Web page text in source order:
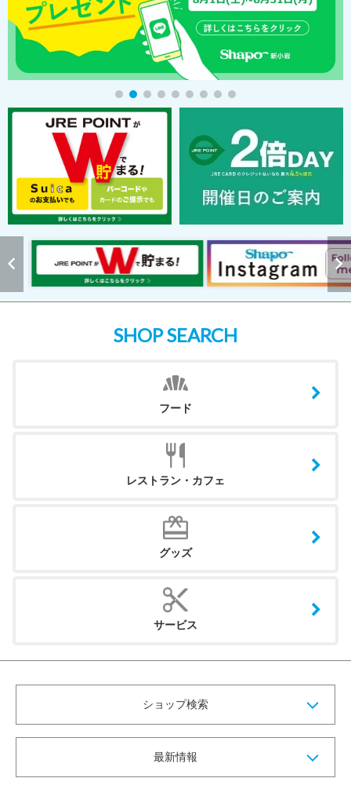
SHOP SEARCH
フード
レストラン・カフェ
グッズ
サービス
ショップ検索
最新情報